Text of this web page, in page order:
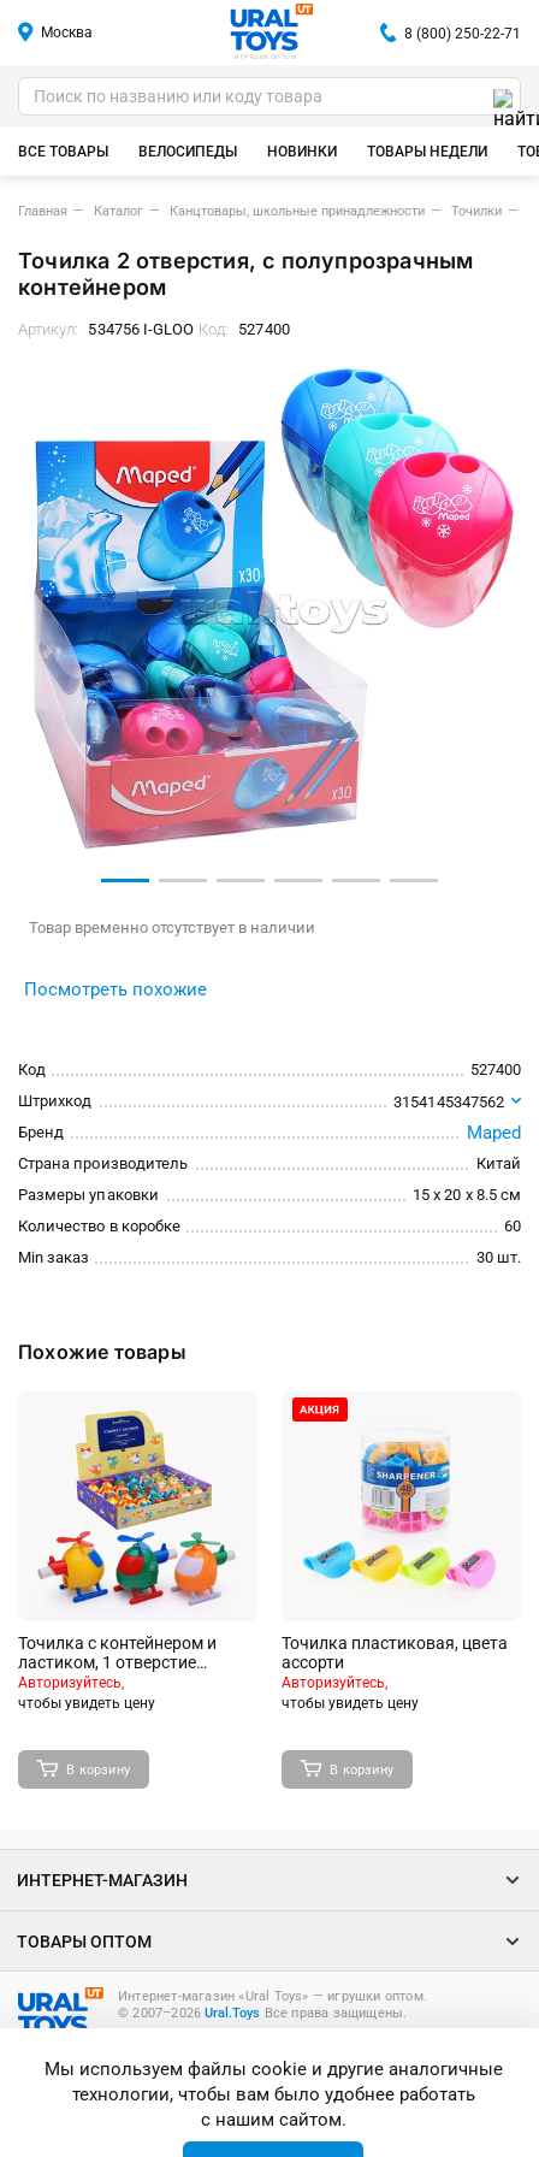
Москва
ИГРУШКИ ОПТОМ
8 (800) 250-22-71
ВСЕ ТОВАРЫ ВЕЛОСИПЕДЫ НОВИНКИ ТОВАРЫ НЕДЕЛИ
Главная Каталог Канцтовары, школьные принадлежности Точилки
Точилка 2 отверстия, с полупрозрачным
контейнером
Артикул: 534756 I-GLOO Код: 527400
Товар временно отсутствует в наличии
Посмотреть похожие
Код
527400
Штрихкод
3154145347562
Бренд
Maped
Страна производитель
Китай
Размеры упаковки
15 x 20 x 8.5 см
Количество в коробке
60
Min заказ
30 шт.
Похожие товары
Точилка с контейнером и
ластиком, 1 отверстие
"Вертолетик" (3 Цвета)
Авторизуйтесь,
чтобы увидеть цену
В корзину
Точилка пластиковая, цвета
ассорти
Авторизуйтесь,
чтобы увидеть цену
В корзину
Интернет-магазин «Ural Toys» ― игрушки оптом.
© 2007–2026Ural.Toys Все права защищены.
ИНТЕРНЕТ-МАГАЗИН
ТОВАРЫ ОПТОМ
Мы используем файлы cookie и другие аналогичные
технологии, чтобы вам было удобнее работать
с нашим сайтом.